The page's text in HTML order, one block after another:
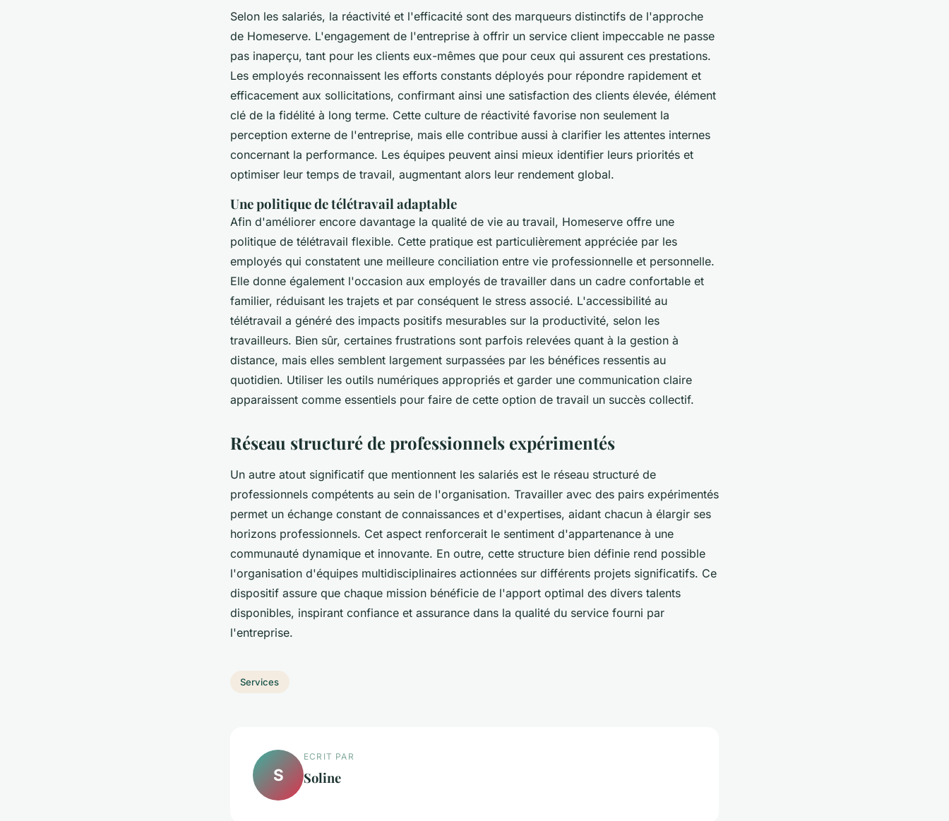
Selon les salariés, la réactivité et l'efficacité sont des marqueurs distinctifs de l'approche
de Homeserve. L'engagement de l'entreprise à offrir un service client impeccable ne passe
pas inaperçu, tant pour les clients eux-mêmes que pour ceux qui assurent ces prestations.
Les employés reconnaissent les efforts constants déployés pour répondre rapidement et
efficacement aux sollicitations, confirmant ainsi une satisfaction des clients élevée, élément
clé de la fidélité à long terme. Cette culture de réactivité favorise non seulement la
perception externe de l'entreprise, mais elle contribue aussi à clarifier les attentes internes
concernant la performance. Les équipes peuvent ainsi mieux identifier leurs priorités et
optimiser leur temps de travail, augmentant alors leur rendement global.
Une politique de télétravail adaptable
Afin d'améliorer encore davantage la qualité de vie au travail, Homeserve offre une
politique de télétravail flexible. Cette pratique est particulièrement appréciée par les
employés qui constatent une meilleure conciliation entre vie professionnelle et personnelle.
Elle donne également l'occasion aux employés de travailler dans un cadre confortable et
familier, réduisant les trajets et par conséquent le stress associé. L'accessibilité au
télétravail a généré des impacts positifs mesurables sur la productivité, selon les
travailleurs. Bien sûr, certaines frustrations sont parfois relevées quant à la gestion à
distance, mais elles semblent largement surpassées par les bénéfices ressentis au
quotidien. Utiliser les outils numériques appropriés et garder une communication claire
apparaissent comme essentiels pour faire de cette option de travail un succès collectif.
Réseau structuré de professionnels expérimentés
Un autre atout significatif que mentionnent les salariés est le réseau structuré de
professionnels compétents au sein de l'organisation. Travailler avec des pairs expérimentés
permet un échange constant de connaissances et d'expertises, aidant chacun à élargir ses
horizons professionnels. Cet aspect renforcerait le sentiment d'appartenance à une
communauté dynamique et innovante. En outre, cette structure bien définie rend possible
l'organisation d'équipes multidisciplinaires actionnées sur différents projets significatifs. Ce
dispositif assure que chaque mission bénéficie de l'apport optimal des divers talents
disponibles, inspirant confiance et assurance dans la qualité du service fourni par
l'entreprise.
Services
S
ECRIT PAR
Soline